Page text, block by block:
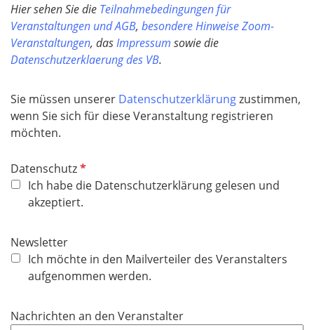
Hier sehen Sie die Teilnahmebedingungen für
Veranstaltungen und AGB, besondere Hinweise Zoom-
Veranstaltungen, dasImpressum sowie die
Datenschutzerklaerung des VB.
Sie müssen unserer Datenschutzerklärungzustimmen,
wenn Sie sich für diese Veranstaltung registrieren
möchten.
DatenschutzP
f
l
h
t
f
l
Ich habe die Datenschutzerklärung gelesen und
akzeptiert.
Newsletter
Ich möchte in den Mailverteiler des Veranstalters
aufgenommen werden.
Nachrichten an den Veranstalter